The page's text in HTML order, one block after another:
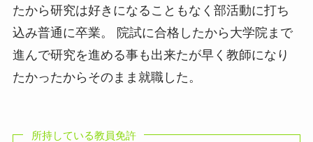
たから研究は好きになることもなく部活動に打ち
込み普通に卒業。 院試に合格したから大学院まで
進んで研究を進める事も出来たが早く教師になり
たかったからそのまま就職した。
所持している教員免許